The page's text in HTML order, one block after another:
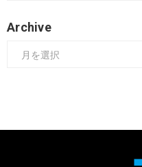
Archive